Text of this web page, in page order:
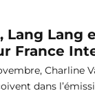
Lang Lang
France
Charline
dans